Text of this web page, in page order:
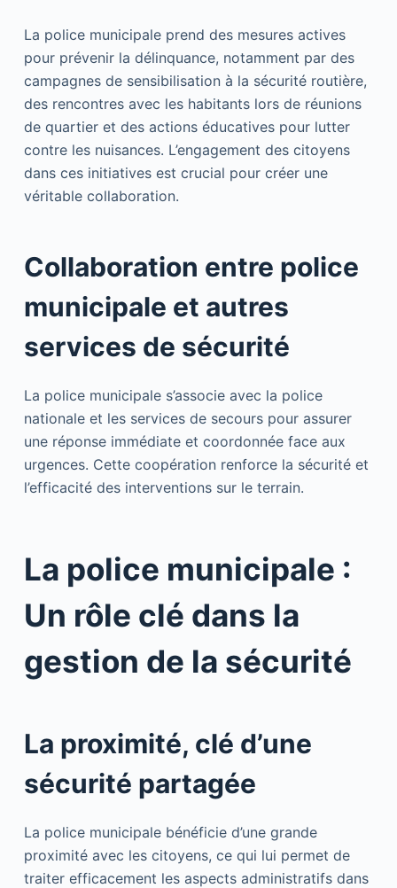
La police municipale prend des mesures actives
pour prévenir la délinquance, notamment par des
campagnes de sensibilisation à la sécurité routière,
des rencontres avec les habitants lors de réunions
de quartier et des actions éducatives pour lutter
contre les nuisances. L’engagement des citoyens
dans ces initiatives est crucial pour créer une
véritable collaboration.
Collaboration entre police
municipale et autres
services de sécurité
La police municipale s’associe avec la police
nationale et les services de secours pour assurer
une réponse immédiate et coordonnée face aux
urgences. Cette coopération renforce la sécurité et
l’efficacité des interventions sur le terrain.
La police municipale :
Un rôle clé dans la
gestion de la sécurité
La proximité, clé d’une
sécurité partagée
La police municipale bénéficie d’une grande
proximité avec les citoyens, ce qui lui permet de
traiter efficacement les aspects administratifs dans